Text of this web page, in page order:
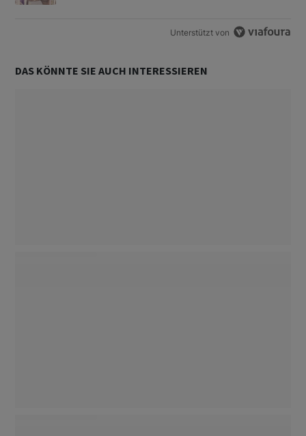
Unterstützt von
DAS KÖNNTE SIE AUCH INTERESSIEREN